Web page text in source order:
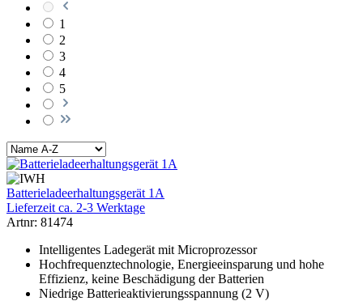
1
2
3
4
5
Batterieladeerhaltungsgerät 1A
Lieferzeit ca. 2-3 Werktage
Artnr: 81474
Intelligentes Ladegerät mit Microprozessor
Hochfrequenztechnologie, Energieeinsparung und hohe
Effizienz, keine Beschädigung der Batterien
Niedrige Batterieaktivierungsspannung (2 V)